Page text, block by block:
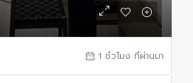
1 ชั่วโมง ที่ผ่านมา